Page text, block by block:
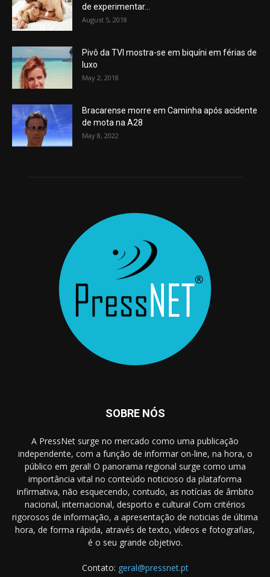
de experimentar...
August 5, 2018
Pivô da TVI mostra-se em biquíni em férias de
luxo
May 2, 2018
Bracarense morre em Caminha após acidente
de mota na A28
May 8, 2022
SOBRE NÓS
A PressNet surge no mercado como uma publicação
independente, com a função de informar on-line, na hora, o
público em geral! O panorama regional surge como uma
importância vital no conteúdo noticioso da plataforma
infirmativa, não esquecendo, contudo, as notícias de âmbito
nacional, internacional, desporto e cultura! Com critérios
rigorosos de informação, a apresentação de noticias de última
hora, de forma rápida, através de texto, vídeos e fotografias,
é o seu grande objetivo.
Contato: geral@pressnet.pt